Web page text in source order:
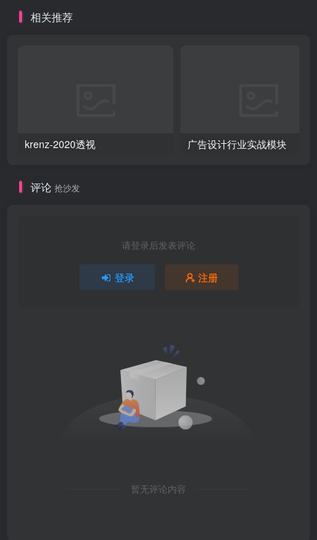
相关推荐
krenz-2020透视 广告设计行业实战模块
评论 抢沙发
请登录后发表评论
登录 注册
暂无评论内容